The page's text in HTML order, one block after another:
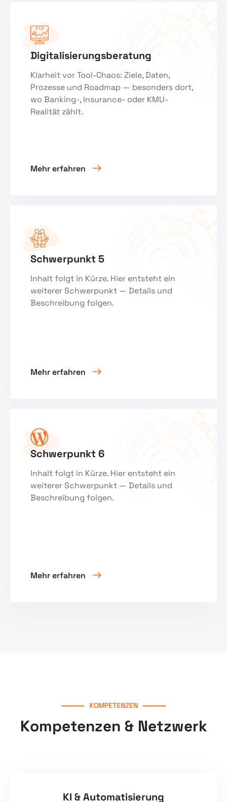
Digitalisierungsberatung
Klarheit vor Tool-Chaos: Ziele, Daten,
Prozesse und Roadmap — besonders dort,
wo Banking-, Insurance- oder KMU-
Realität zählt.
Mehr erfahren
Schwerpunkt 5
Inhalt folgt in Kürze. Hier entsteht ein
weiterer Schwerpunkt — Details und
Beschreibung folgen.
Mehr erfahren
Schwerpunkt 6
Inhalt folgt in Kürze. Hier entsteht ein
weiterer Schwerpunkt — Details und
Beschreibung folgen.
Mehr erfahren
KOMPETENZEN
Kompetenzen & Netzwerk
KI & Automatisierung